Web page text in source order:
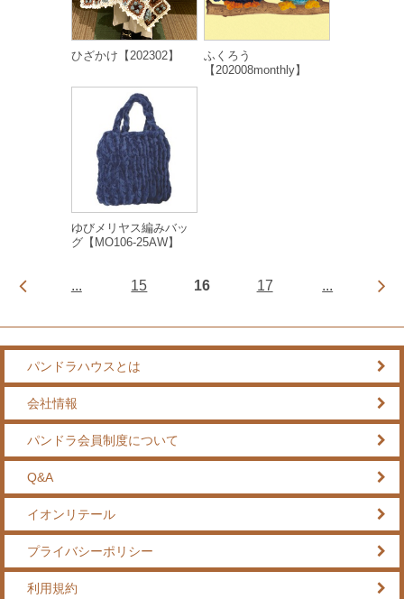
ひざかけ【202302】
ふくろう
【202008monthly】
ゆびメリヤス編みバッ
グ【MO106-25AW】
... 15 16 17 ...
パンドラハウスとは
会社情報
パンドラ会員制度について
Q&A
イオンリテール
プライバシーポリシー
利用規約